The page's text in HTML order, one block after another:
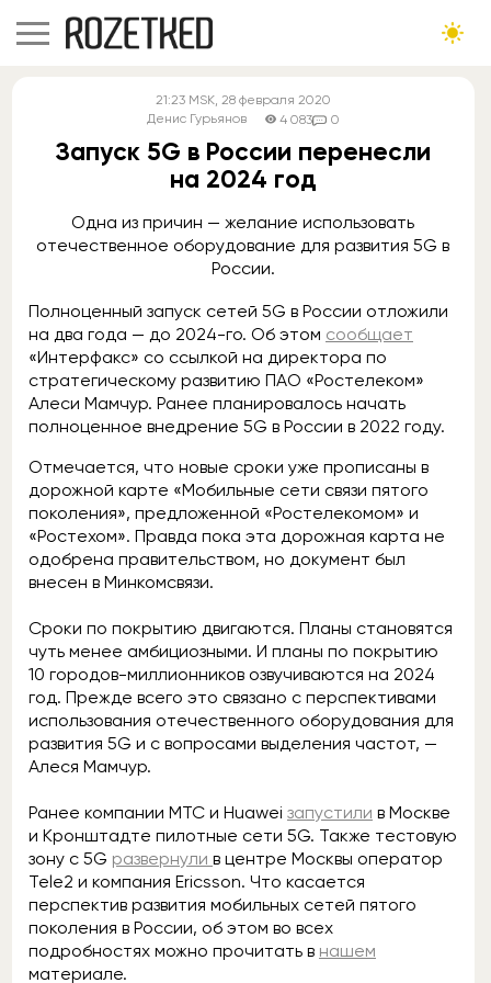
21:23 MSK, 28 февраля 2020
Денис Гурьянов
4 083 0
Запуск 5G в России перенесли
на 2024 год
Одна из причин — желание использовать
отечественное оборудование для развития 5G в
России.
Полноценный запуск сетей 5G в России отложили
на два года — до 2024-го. Об этом сообщает
«Интерфакс» со ссылкой на директора по
стратегическому развитию ПАО «Ростелеком»
Алеси Мамчур. Ранее планировалось начать
полноценное внедрение 5G в России в 2022 году.
Отмечается, что новые сроки уже прописаны в
дорожной карте «Мобильные сети связи пятого
поколения», предложенной «Ростелекомом» и
«Ростехом». Правда пока эта дорожная карта не
одобрена правительством, но документ был
внесен в Минкомсвязи.
Сроки по покрытию двигаются. Планы становятся
чуть менее амбициозными. И планы по покрытию
10 городов-миллионников озвучиваются на 2024
год. Прежде всего это связано с перспективами
использования отечественного оборудования для
развития 5G и с вопросами выделения частот, —
Алеся Мамчур.
Ранее компании МТС и Huawei запустили в Москве
и Кронштадте пилотные сети 5G. Также тестовую
зону с 5G развернули в центре Москвы оператор
Tele2 и компания Ericsson. Что касается
перспектив развития мобильных сетей пятого
поколения в России, об этом во всех
подробностях можно прочитать в нашем
материале.